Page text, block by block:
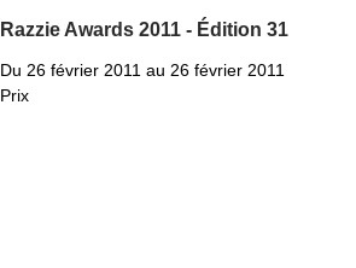
Razzie Awards 2011 - Édition 31
Du 26 février 2011 au 26 février 2011
Prix